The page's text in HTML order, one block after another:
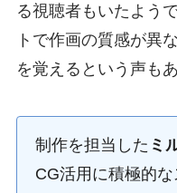
る視聴者もいたよう
トで作画の質感が異
を覚えるという声も
制作を担当した ミ
CG活用に積極的